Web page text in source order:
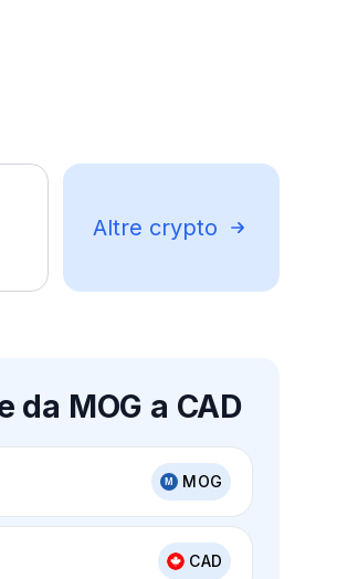
Altre crypto
da MOG a CAD
MOG
CAD